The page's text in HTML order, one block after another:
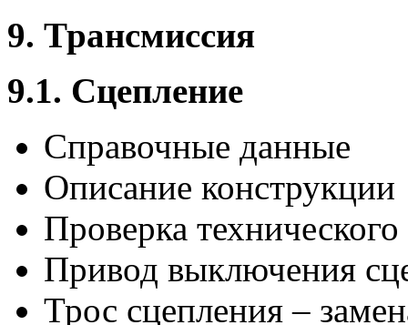
9. Трансмиссия
9.1. Сцепление
Справочные данные
Описание конструкции
Проверка
Привод выключения
Трос сцепления –